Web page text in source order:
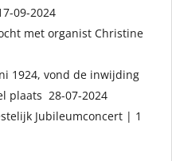
09-2024
met organist Christine
1924, vond de inwijding
plaats 28-07-2024
Jubileumconcert | 1